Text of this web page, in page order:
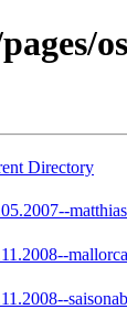
Directory